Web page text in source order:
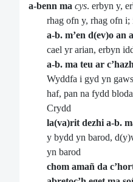
a-benn ma cys. erbyn y,
rhag ofn y, rhag ofn i;
a-b. m’en d(ev)o an
cael yr arian, erbyn
a-b. ma teu ar
Wyddfa i gyd yn
haf, pan na fydd
Crydd
la(va)rit dezhi a-b.
y bydd yn barod,
yn barod
chom amañ da